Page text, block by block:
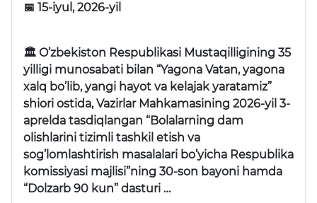
📅 15-iyul, 2026-yil
🏛 O’zbekiston Respublikasi Mustaqilligining 35
yilligi munosabati bilan “Yagona Vatan, yagona
xalq bo’lib, yangi hayot va kelajak yaratamiz”
shiori ostida, Vazirlar Mahkamasining 2026-yil 3-
aprelda tasdiqlangan “Bolalarning dam
olishlarini tizimli tashkil etish va
sog’lomlashtirish masalalari bo’yicha Respublika
komissiyasi majlisi”ning 30-son bayoni hamda
“Dolzarb 90 kun” dasturi …